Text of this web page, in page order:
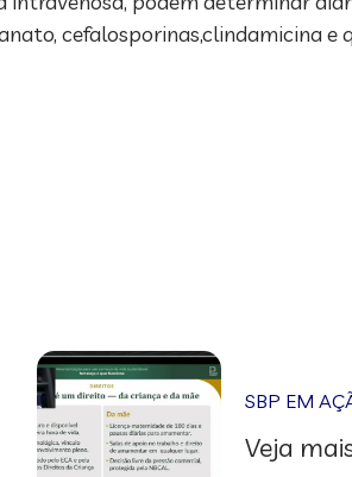
cefalosporinas,clindamicina
SBP EM
Veja